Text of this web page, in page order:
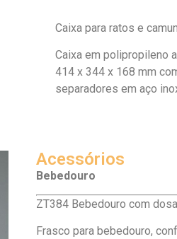
Caixa para ratos e
Caixa em polipropileno
414 x 344 x 168 mm
separadores em aço
Acessórios
Bebedouro
ZT384 Bebedouro com
Frasco para bebedouro,